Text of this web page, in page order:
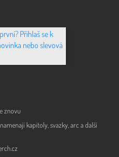
Přihlaš se k
nebo slevová
znovu
kapitoly, svazky, arc a další